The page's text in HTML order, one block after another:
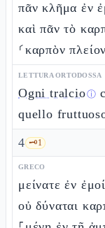
πᾶν κλῆμα ἐν
καὶ πᾶν τὸ
⸂καρπὸν
LETTURA ORTODOSSA
Ogni tralcioⓘ
quello
4 🗝️1
GRECO
μείνατε ἐν
οὐ δύναται